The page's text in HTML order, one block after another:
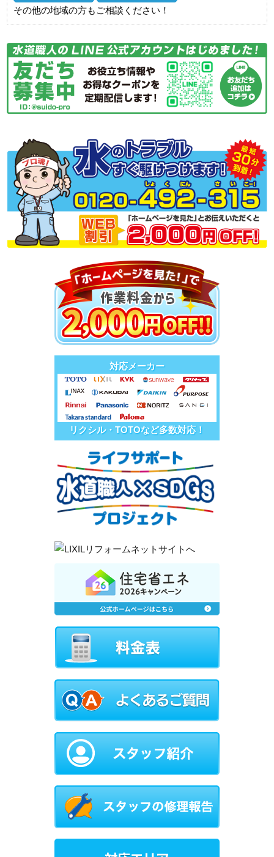
その他の地域の方もご相談ください！
対応メーカー
リクシル・TOTOなど多数対応！